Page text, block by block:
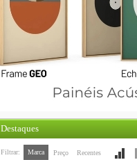
Destaques
Filtrar: Marca Preço Recentes